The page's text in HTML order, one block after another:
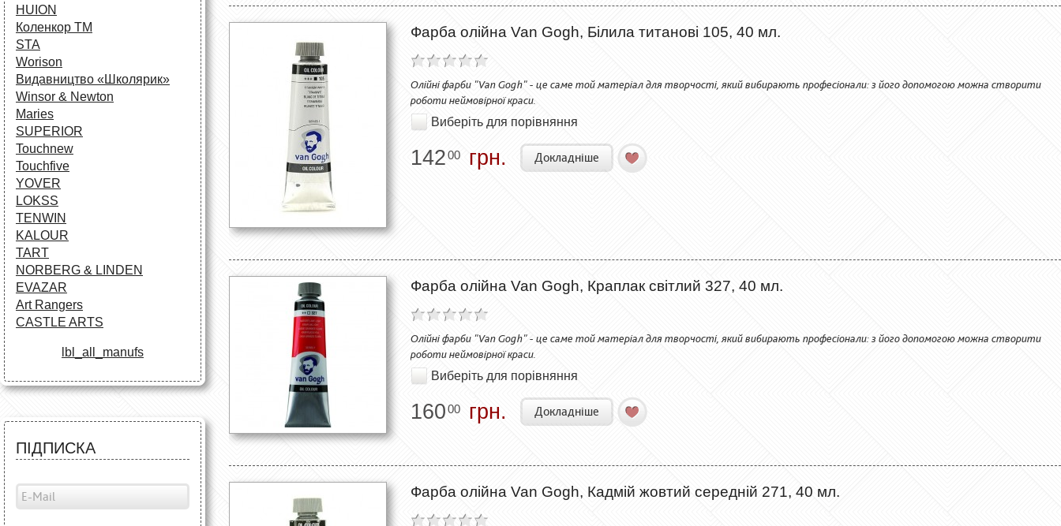
HUION
Коленкор ТМ
STA
Worison
Видавництво «Школярик»
Winsor & Newton
Maries
SUPERIOR
Touchnew
Touchfive
YOVER
LOKSS
TENWIN
KALOUR
TART
NORBERG & LINDEN
EVAZAR
Art Rangers
CASTLE ARTS
lbl_all_manufs
ПІДПИСКА
Фарба олійна Van Gogh, Білила титанові 105, 40 мл.
Олійні фарби "Van Gogh" - це саме той матеріал для творчості, який вибирають професіонали: з його допомогою можна створити
роботи неймовірної краси.
Виберіть для порівняння
14200 грн. Докладніше
Фарба олійна Van Gogh, Краплак світлий 327, 40 мл.
Олійні фарби "Van Gogh" - це саме той матеріал для творчості, який вибирають професіонали: з його допомогою можна створити
роботи неймовірної краси.
Виберіть для порівняння
16000 грн. Докладніше
Фарба олійна Van Gogh, Кадмій жовтий середній 271, 40 мл.